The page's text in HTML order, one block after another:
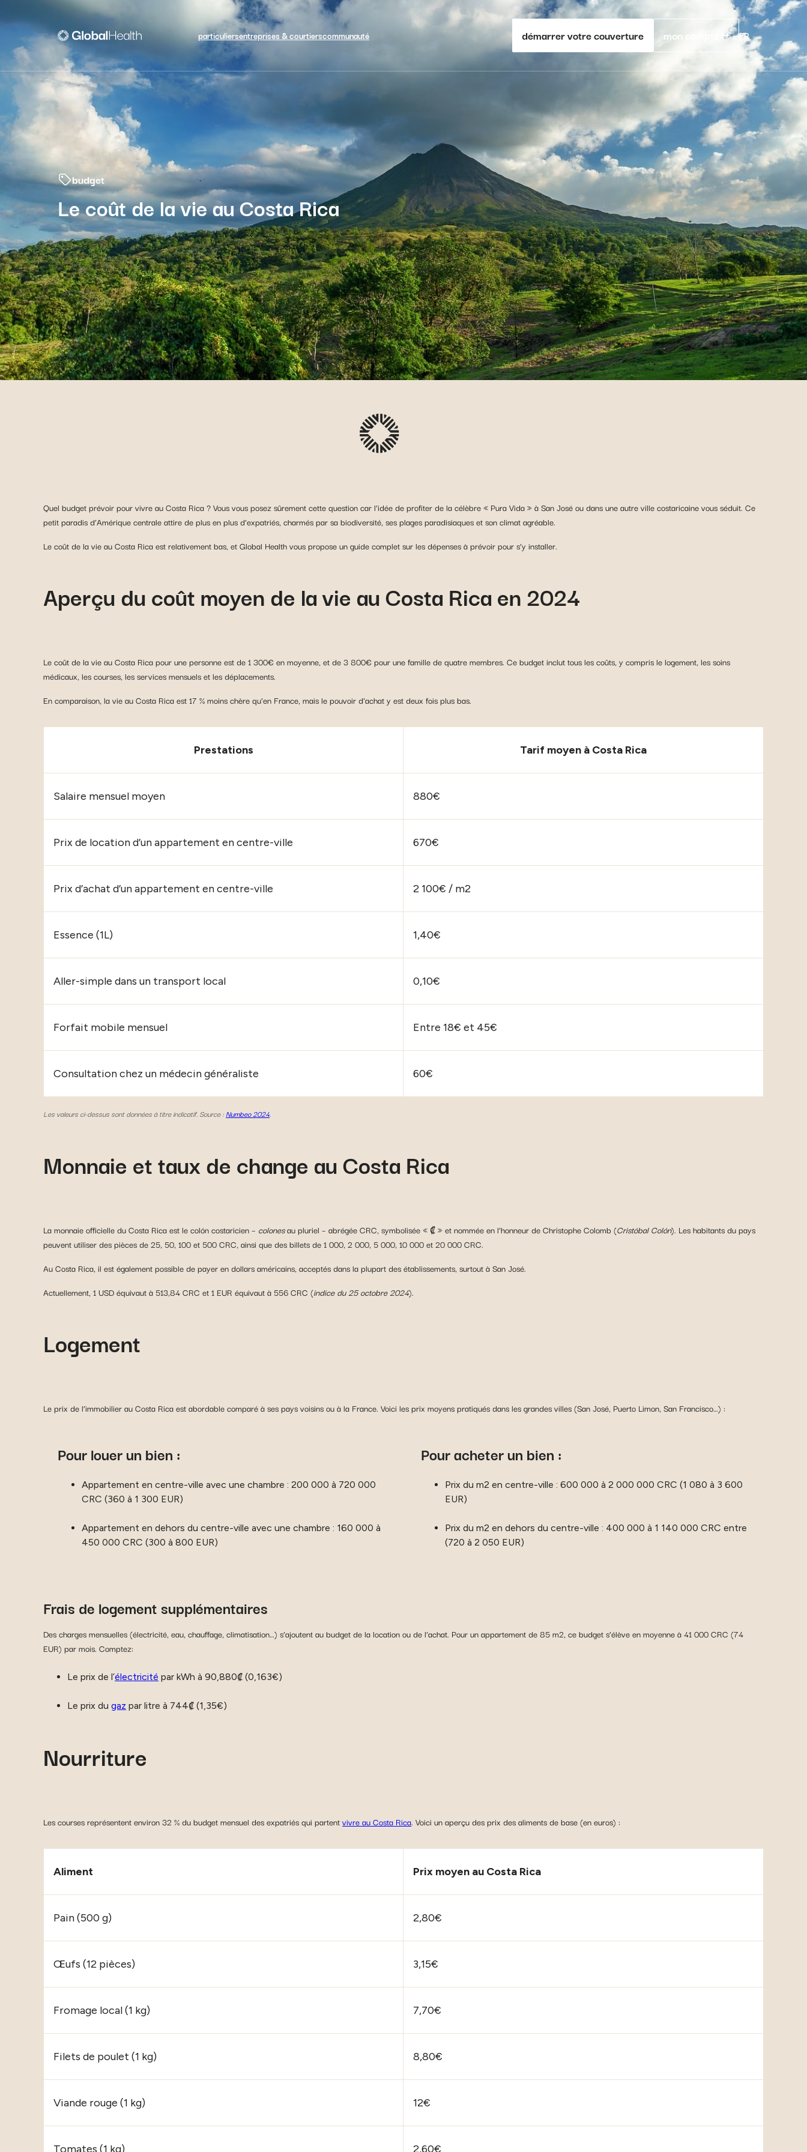
particuliersentreprises & courtierscommunauté démarrer votre couverture mon compte FR
budget
Le coût de la vie au Costa Rica
Quel budget prévoir pour vivre au Costa Rica ? Vous vous posez sûrement cette question car l’idée de profiter de la célèbre « Pura Vida » à San José ou dans une autre ville costaricaine vous séduit. Ce
petit paradis d’Amérique centrale attire de plus en plus d’expatriés, charmés par sa biodiversité, ses plages paradisiaques et son climat agréable.
Le coût de la vie au Costa Rica est relativement bas, et Global Health vous propose un guide complet sur les dépenses à prévoir pour s’y installer.
Aperçu du coût moyen de la vie au Costa Rica en 2024
Le coût de la vie au Costa Rica pour une personne est de 1 300€ en moyenne, et de 3 800€ pour une famille de quatre membres. Ce budget inclut tous les coûts, y compris le logement, les soins
médicaux, les courses, les services mensuels et les déplacements.
En comparaison, la vie au Costa Rica est 17 % moins chère qu’en France, mais le pouvoir d’achat y est deux fois plus bas.
Prestations Tarif moyen à Costa Rica
Salaire mensuel moyen 880€
Prix de location d’un appartement en centre-ville 670€
Prix d’achat d’un appartement en centre-ville 2 100€ / m2
Essence (1L) 1,40€
Aller-simple dans un transport local 0,10€
Forfait mobile mensuel Entre 18€ et 45€
Consultation chez un médecin généraliste 60€
Les valeurs ci-dessus sont données à titre indicatif. Source:Numbeo 2024.
Monnaie et taux de change au Costa Rica
La monnaie officielle du Costa Rica est le colón costaricien – colonesau pluriel – abrégée CRC, symbolisée « ₡ » et nommée en l’honneur de Christophe Colomb (Cristóbal Colón). Les habitants du pays
peuvent utiliser des pièces de 25, 50, 100 et 500 CRC, ainsi que des billets de 1 000, 2 000, 5 000, 10 000 et 20 000 CRC.
Au Costa Rica, il est également possible de payer en dollars américains, acceptés dans la plupart des établissements, surtout à San José.
Actuellement, 1 USD équivaut à 513,84 CRC et 1 EUR équivaut à 556 CRC (indice du 25 octobre 2024).
Logement
Le prix de l’immobilier au Costa Rica est abordable comparé à ses pays voisins ou à la France. Voici les prix moyens pratiqués dans les grandes villes (San José, Puerto Limon, San Francisco…) :
Pour louer un bien :
Appartement en centre-ville avec une chambre : 200 000 à 720 000
CRC (360 à 1 300 EUR)
Appartement en dehors du centre-ville avec une chambre : 160 000 à
450 000 CRC (300 à 800 EUR)
Pour acheter un bien :
Prix du m2 en centre-ville : 600 000 à 2 000 000 CRC (1 080 à 3 600
EUR)
Prix du m2 en dehors du centre-ville : 400 000 à 1 140 000 CRC entre
(720 à 2 050 EUR)
Frais de logement supplémentaires
Des charges mensuelles (électricité, eau, chauffage, climatisation…) s’ajoutent au budget de la location ou de l’achat. Pour un appartement de 85 m2, ce budget s’élève en moyenne à 41 000 CRC (74
EUR) par mois. Comptez:
Le prix de l’électricité par kWh à 90,880₡ (0,163€)
Le prix du gaz par litre à 744₡ (1,35€)
Nourriture
Les courses représentent environ 32 % du budget mensuel des expatriés qui partentvivre au Costa Rica. Voici un aperçu des prix des aliments de base (en euros) :
Aliment Prix moyen au Costa Rica
Pain (500 g) 2,80€
Œufs (12 pièces) 3,15€
Fromage local (1 kg) 7,70€
Filets de poulet (1 kg) 8,80€
Viande rouge (1 kg) 12€
Tomates (1 kg) 2,60€